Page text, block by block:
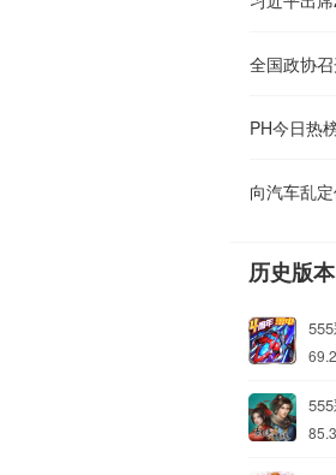
全国政协
PH今日热
向汽车乱定
历史版本